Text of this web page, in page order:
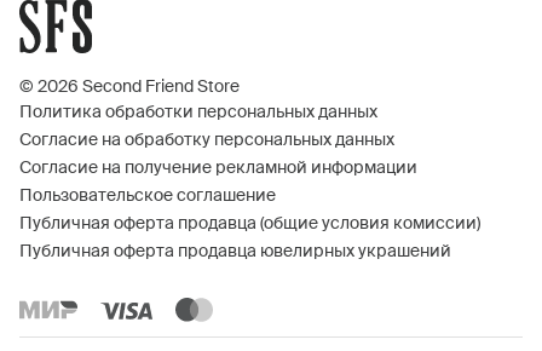
© 2026 Second Friend Store
Политика обработки персональных данных
Согласие на обработку персональных данных
Согласие на получение рекламной информации
Пользовательское соглашение
Публичная оферта продавца (общие условия комиссии)
Публичная оферта продавца ювелирных украшений